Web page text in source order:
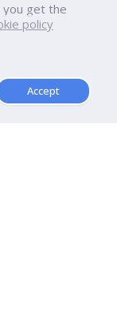
you get the
policy
Accept